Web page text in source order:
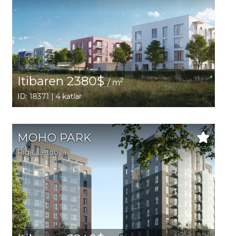
Itibaren 2380$/ m2
ID: 18371 | 4 katlar
MOHO PARK
Riga, Letonya